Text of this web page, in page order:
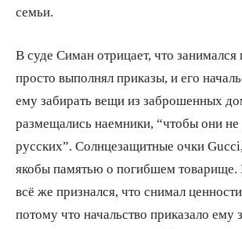
семьи.
В суде Симан отрицает, что
просто выполнял приказы, и его
ему забирать вещи из заброшенных
размещались наемники, “чтобы они не
русских”. Солнцезащитные очки
якобы памятью о погибшем
всё же признался, что снимал ценности
потому что начальство приказало ему